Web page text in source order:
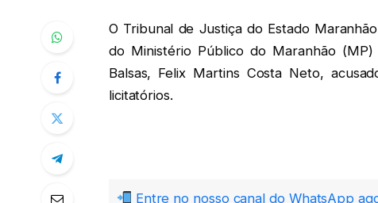
O Tribunal de Justiça do Estado
do Ministério Público do Maranhão
Balsas, Felix Martins Costa Neto,
licitatórios.
Entre no nosso canal do WhatsApp